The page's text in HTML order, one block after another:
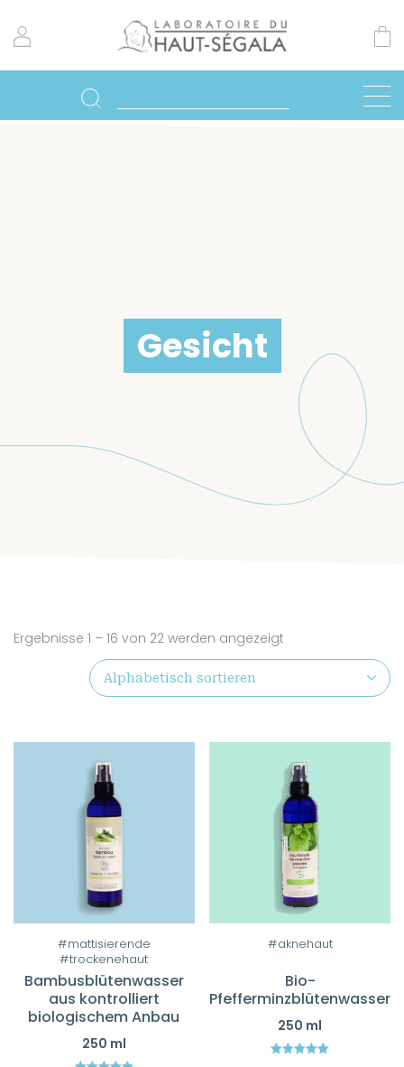
Gesicht
Ergebnisse 1 – 16 von 22 werden angezeigt
#mattisierende
#trockenehaut
Bambusblütenwasser
aus kontrolliert
biologischem Anbau
250 ml
#aknehaut
Bio-
Pfefferminzblütenwasser
250 ml